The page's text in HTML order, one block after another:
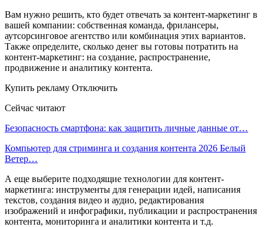
Вам нужно решить, кто будет отвечать за контент-маркетинг в
вашей компании: собственная команда, фрилансеры,
аутсорсинговое агентство или комбинация этих вариантов.
Также определите, сколько денег вы готовы потратить на
контент-маркетинг: на создание, распространение,
продвижение и аналитику контента.
Купить рекламу Отключить
Сейчас читают
Безопасность смартфона: как защитить личные данные от…
Компьютер для стриминга и создания контента 2026 Белый
Ветер…
А еще выберите подходящие технологии для контент-
маркетинга: инструменты для генерации идей, написания
текстов, создания видео и аудио, редактирования
изображений и инфографики, публикации и распространения
контента, мониторинга и аналитики контента и т.д.